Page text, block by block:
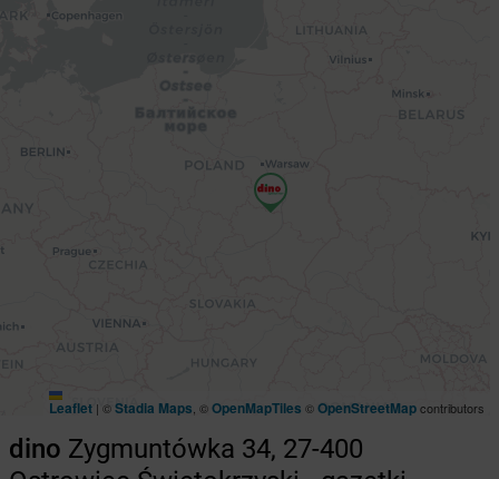
Leaflet | ©Stadia Maps , ©OpenMapTiles ©OpenStreetMapcontributors
dino Zygmuntówka 34, 27-400